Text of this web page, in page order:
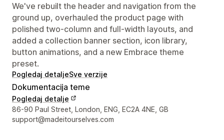
We've rebuilt the header and navigation from the
ground up, overhauled the product page with
polished two-column and full-width layouts, and
added a collection banner section, icon library,
button animations, and a new Embrace theme
preset.
Pogledaj detaljeSve verzije
Dokumentacija teme
Pogledaj detalje
Podaci za kontakt dizajnera
86-90 Paul Street, London, ENG, EC2A 4NE, GB
support@madeitourselves.com